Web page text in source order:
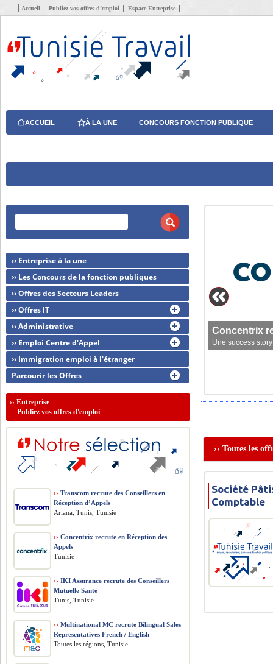
Accueil Publiez vos offres d’emploi Espace Entreprise
ACCUEIL À LA UNE CONCOURS FONCTION PUBLIQUE
Concentrix
Une success
›› Toutes les
Société
Comptable
›› Entreprise à la une
›› Les Concours de la fonction publiques
›› Offres des Secteurs Leaders
›› Offres IT
›› Administrative
›› Emploi Centre d'Appel
›› Immigration emploi à l'étranger
Parcourir les Offres
››Entreprise
Publiez vos offres d'emploi
›› Transcom recrute des Conseillers en
Réception d’Appels
Ariana, Tunis, Tunisie
›› Concentrix recrute en Réception des
Appels
Tunisie
›› IKI Assurance recrute des Conseillers
Mutuelle Santé
Tunis, Tunisie
›› Multinational MC recrute Bilingual Sales
Representatives French / English
Toutes les régions, Tunisie